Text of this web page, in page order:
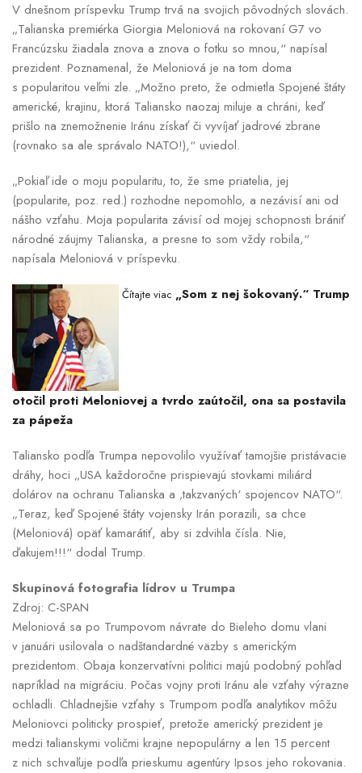
V dnešnom príspevku Trump trvá na svojich pôvodných slovách.
„Talianska premiérka Giorgia Meloniová na rokovaní G7 vo
Francúzsku žiadala znova a znova o fotku so mnou,“ napísal
prezident. Poznamenal, že Meloniová je na tom doma
s popularitou veľmi zle. „Možno preto, že odmietla Spojené štáty
americké, krajinu, ktorá Taliansko naozaj miluje a chráni, keď
prišlo na znemožnenie Iránu získať či vyvíjať jadrové zbrane
(rovnako sa ale správalo NATO!),“ uviedol.
„Pokiaľ ide o moju popularitu, to, že sme priatelia, jej
(popularite, poz. red.) rozhodne nepomohlo, a nezávisí ani od
nášho vzťahu. Moja popularita závisí od mojej schopnosti brániť
národné záujmy Talianska, a presne to som vždy robila,“
napísala Meloniová v príspevku.
Čítajte viac „Som z nej šokovaný.“ Trump
otočil proti Meloniovej a tvrdo zaútočil, ona sa postavila
za pápeža
Taliansko podľa Trumpa nepovolilo využívať tamojšie pristávacie
dráhy, hoci „USA každoročne prispievajú stovkami miliárd
dolárov na ochranu Talianska a ‚takzvaných‘ spojencov NATO“.
„Teraz, keď Spojené štáty vojensky Irán porazili, sa chce
(Meloniová) opäť kamarátiť, aby si zdvihla čísla. Nie,
ďakujem!!!“ dodal Trump.
Skupinová fotografia lídrov u Trumpa
Zdroj: C-SPAN
Meloniová sa po Trumpovom návrate do Bieleho domu vlani
v januári usilovala o nadštandardné väzby s americkým
prezidentom. Obaja konzervatívni politici majú podobný pohľad
napríklad na migráciu. Počas vojny proti Iránu ale vzťahy výrazne
ochladli. Chladnejšie vzťahy s Trumpom podľa analytikov môžu
Meloniovci politicky prospieť, pretože americký prezident je
medzi talianskymi voličmi krajne nepopulárny a len 15 percent
z nich schvaľuje podľa prieskumu agentúry Ipsos jeho rokovania.